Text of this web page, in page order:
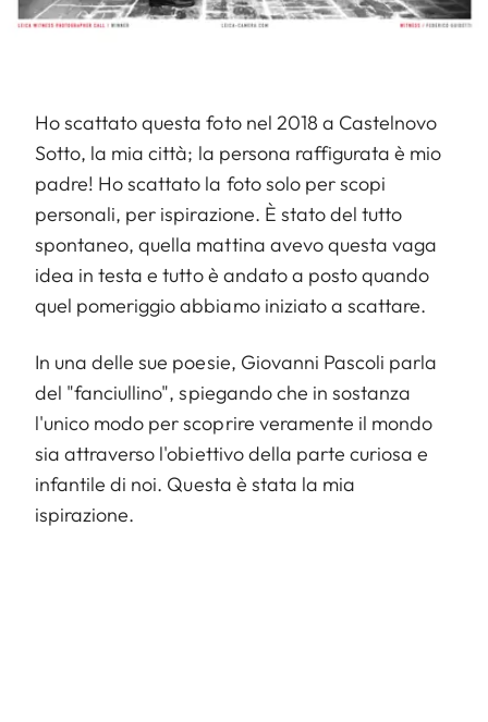
Ho scattato questa foto nel 2018 a Castelnovo
Sotto, la mia città; la persona raffigurata è mio
padre! Ho scattato la foto solo per scopi
personali, per ispirazione. È stato del tutto
spontaneo, quella mattina avevo questa vaga
idea in testa e tutto è andato a posto quando
quel pomeriggio abbiamo iniziato a scattare.
In una delle sue poesie, Giovanni Pascoli parla
del "fanciullino", spiegando che in sostanza
l'unico modo per scoprire veramente il mondo
sia attraverso l'obiettivo della parte curiosa e
infantile di noi. Questa è stata la mia
ispirazione.